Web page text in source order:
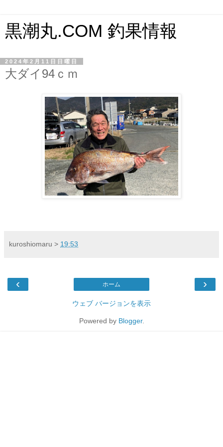
黒潮丸.COM 釣果情報
2024年2月11日日曜日
大ダイ94ｃｍ
kuroshiomaru > 19:53
‹ ›
ホーム
ウェブ バージョンを表示
Powered by Blogger.